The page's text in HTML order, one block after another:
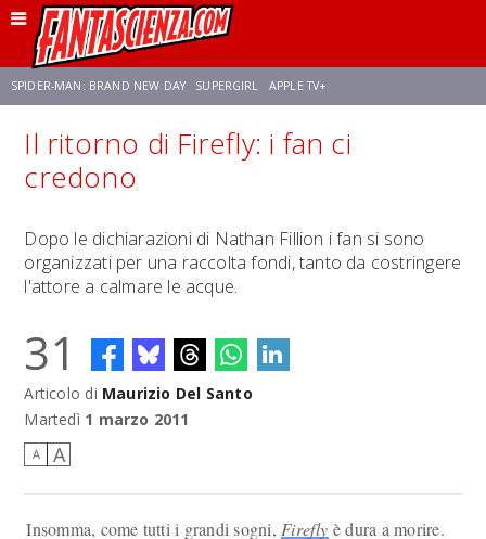
SPIDER-MAN: BRAND NEW DAY SUPERGIRL APPLE TV+
FRANCO RICCIARDIELLO ZENDAYA STAR TREK AVENGERS: DOOMSDAY
Il ritorno di Firefly: i fan ci
credono
Dopo le dichiarazioni di Nathan Fillion i fan si sono
organizzati per una raccolta fondi, tanto da costringere
l'attore a calmare le acque.
31
Articolo di Maurizio Del Santo
Martedì 1 marzo 2011
A A
Insomma, come tutti i grandi sogni, Firefly è dura a morire.